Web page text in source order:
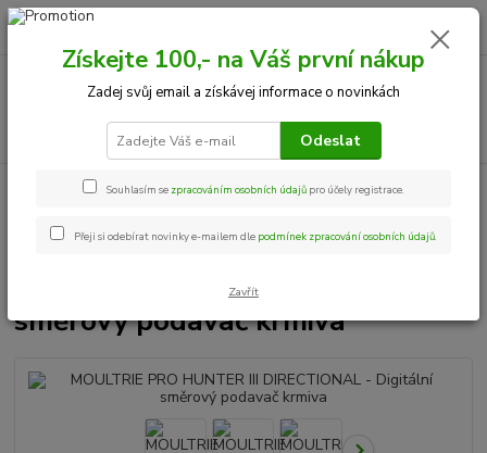
Menu
+420 534 534 863
0,00 Kč
Krmné zařízení
MOULTRIE PRO HUNTER III DIRECTIONAL -
MOULTRIE PRO HUNTER III
DIRECTIONAL - Digitální
směrový podavač krmiva
Získejte 100,- na Váš první nákup
Zadej svůj email a získávej informace o novinkách
Odeslat
Souhlasím se zpracováním osobních údajů pro účely registrace.
Přeji si odebírat novinky e-mailem dle podmínek zpracování osobních údajů.
Zavřít